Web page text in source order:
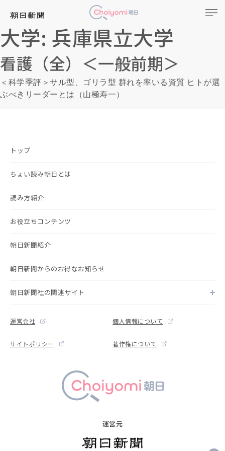
大学: 兵庫県立大学
看護（全）＜一般前期＞
＜科学季評＞サル型、ゴリラ型 群れを率いる資質 ヒトが選
ぶべきリーダーとは（山極寿一）
運営元
トップ
ちょい読み朝日とは
読み方紹介
お役立ちコンテンツ
朝日新聞紹介
朝日新聞からのお得なお知らせ
朝日新聞社の関連サイト
運営会社 個人情報について
サイトポリシー 著作権について